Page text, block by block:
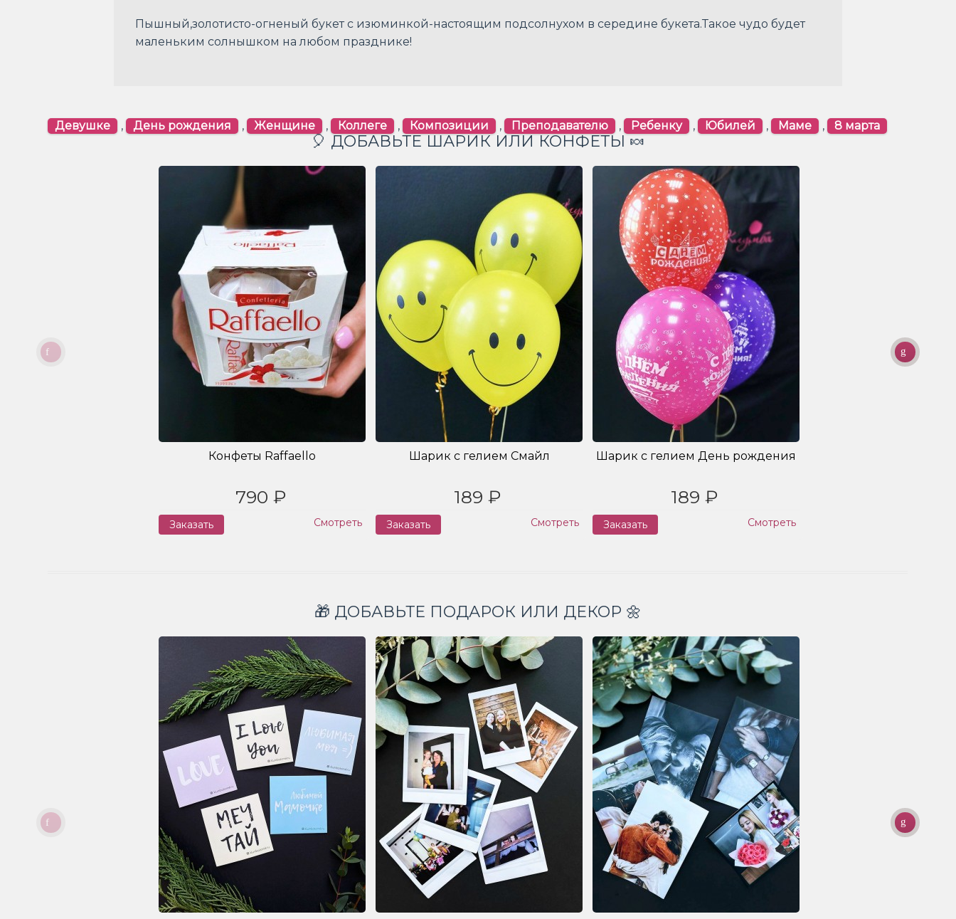
Пышный,золотисто-огненый букет с изюминкой-настоящим подсолнухом в середине букета.Такое чудо будет
маленьким солнышком на любом празднике!
Девушке , День рождения , Женщине , Коллеге , Композиции , Преподавателю , Ребенку , Юбилей , Маме , 8 марта
🎈 ДОБАВЬТЕ ШАРИК ИЛИ КОНФЕТЫ 🍬
Конфеты Raffaello
790 ₽
Заказать Смотреть
Шарик с гелием Смайл
189 ₽
Заказать Смотреть
Шарик с гелием День рождения
189 ₽
Заказать Смотреть
🎁 ДОБАВЬТЕ ПОДАРОК ИЛИ ДЕКОР 🌼